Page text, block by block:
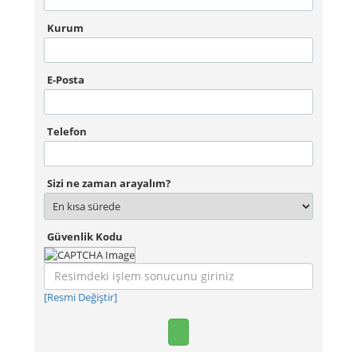
Kurum
E-Posta
Telefon
Sizi ne zaman arayalım?
Güvenlik Kodu
[Resmi Değiştir]